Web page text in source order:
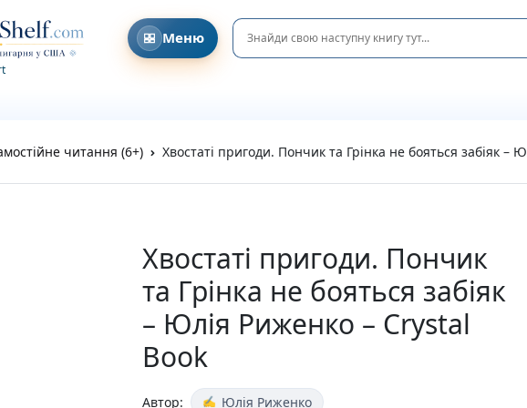
Меню
Головна
Блог та Новини
Refund and Returns Policy
Усі книги
Новинки
Очікувані новинки
Акційні пропозиції
Подарунки та аксесуари
Подарункові елементи
читання (6+) Хвостаті пригоди. Пончик та Грінка не бояться забіяк –
Хвостаті пригоди. Пончик
та Грінка не бояться забіяк
– Юлія Риженко – Crystal
Book
Автор: Юлія Риженко